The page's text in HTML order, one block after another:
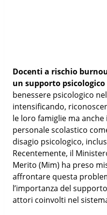
Docenti a rischio
un supporto psicologico
benessere psicologico
intensificando,
le loro famiglie ma
personale scolastico
disagio psicologico,
Recentemente, il
Merito (Mim) ha preso
affrontare questa
l’importanza del
attori coinvolti nel